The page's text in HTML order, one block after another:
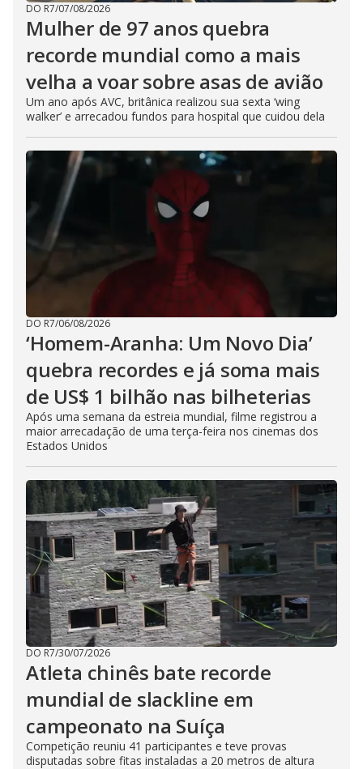
DO R7/07/08/2026
Mulher de 97 anos quebra
recorde mundial como a mais
velha a voar sobre asas de avião
Um ano após AVC, britânica realizou sua sexta ‘wing
walker’ e arrecadou fundos para hospital que cuidou dela
DO R7/06/08/2026
‘Homem-Aranha: Um Novo Dia’
quebra recordes e já soma mais
de US$ 1 bilhão nas bilheterias
Após uma semana da estreia mundial, filme registrou a
maior arrecadação de uma terça-feira nos cinemas dos
Estados Unidos
DO R7/30/07/2026
Atleta chinês bate recorde
mundial de slackline em
campeonato na Suíça
Competição reuniu 41 participantes e teve provas
disputadas sobre fitas instaladas a 20 metros de altura